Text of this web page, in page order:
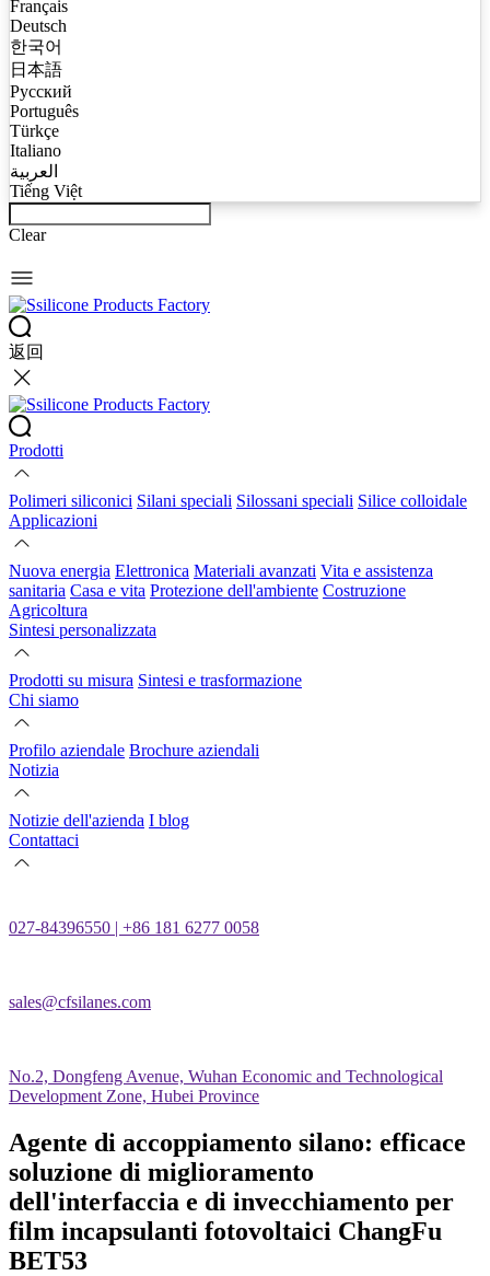
Français
Deutsch
한국어
日本語
Русский
Português
Türkçe
Italiano
العربية
Tiếng Việt
Clear
返回
Prodotti
Polimeri siliconici Silani speciali Silossani speciali Silice colloidale
Applicazioni
Nuova energia Elettronica Materiali avanzati Vita e assistenza
sanitaria Casa e vita Protezione dell'ambiente Costruzione
Agricoltura
Sintesi personalizzata
Prodotti su misura Sintesi e trasformazione
Chi siamo
Profilo aziendale Brochure aziendali
Notizia
Notizie dell'azienda I blog
Contattaci
027-84396550 | +86 181 6277 0058
sales@cfsilanes.com
No.2, Dongfeng Avenue, Wuhan Economic and Technological
Development Zone, Hubei Province
Agente di accoppiamento silano: efficace
soluzione di miglioramento
dell'interfaccia e di invecchiamento per
film incapsulanti fotovoltaici ChangFu
BET53